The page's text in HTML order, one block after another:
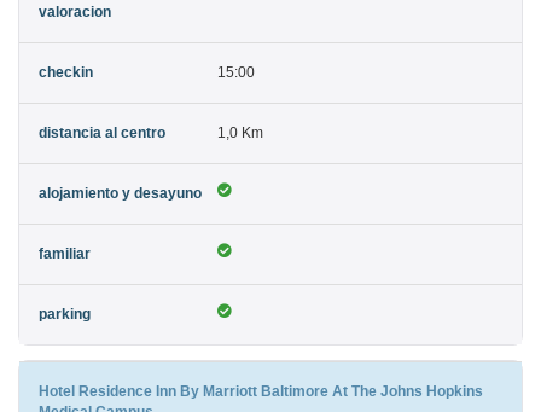
15:00
1,0 Km
Hotel Residence Inn By Marriott Baltimore At The Johns Hopkins